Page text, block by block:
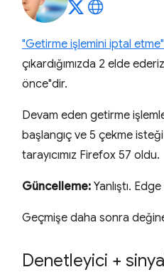
"Getirme işlemini iptal
çıkardığımızda 2 elde
önce"dir.
Devam eden getirme
başlangıç ve 5 çekme
tarayıcımız Firefox 57 oldu.
Güncelleme: Yanlıştı.
Geçmişe daha sonra
Denetleyici +